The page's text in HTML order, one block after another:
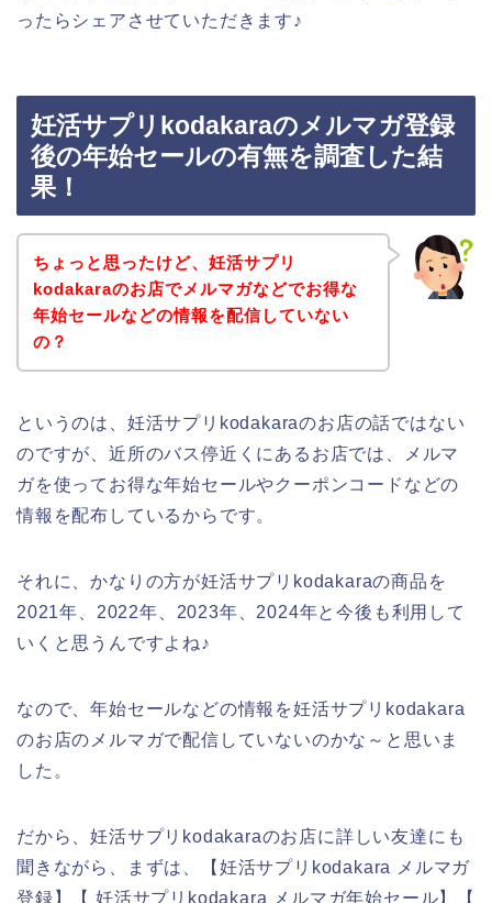
ったらシェアさせていただきます♪
妊活サプリkodakaraのメルマガ登録
後の年始セールの有無を調査した結
果！
ちょっと思ったけど、妊活サプリ
kodakaraのお店でメルマガなどでお得な
年始セールなどの情報を配信していない
の？
というのは、妊活サプリkodakaraのお店の話ではない
のですが、近所のバス停近くにあるお店では、メルマ
ガを使ってお得な年始セールやクーポンコードなどの
情報を配布しているからです。
それに、かなりの方が妊活サプリkodakaraの商品を
2021年、2022年、2023年、2024年と今後も利用して
いくと思うんですよね♪
なので、年始セールなどの情報を妊活サプリkodakara
のお店のメルマガで配信していないのかな～と思いま
した。
だから、妊活サプリkodakaraのお店に詳しい友達にも
聞きながら、まずは、【妊活サプリkodakara メルマガ
登録】【 妊活サプリkodakara メルマガ年始セール】【